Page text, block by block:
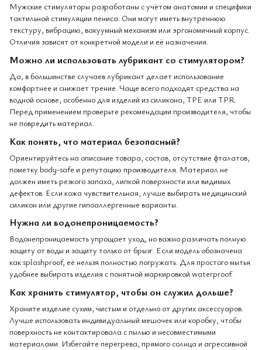
Мужские стимуляторы разработаны с учётом анатомии и специфики
тактильной стимуляции пениса. Они могут иметь внутреннюю
текстуру, вибрацию, вакуумный механизм или эргономичный корпус.
Отличия зависят от конкретной модели и её назначения.
Можно ли использовать лубрикант со стимулятором?
Да, в большинстве случаев лубрикант делает использование
комфортнее и снижает трение. Чаще всего подходят средства на
водной основе, особенно для изделий из силикона, TPE или TPR.
Перед применением проверьте рекомендации производителя, чтобы
не повредить материал.
Как понять, что материал безопасный?
Ориентируйтесь на описание товара, состав, отсутствие фталатов,
пометку body-safe и репутацию производителя. Материал не
должен иметь резкого запаха, липкой поверхности или видимых
дефектов. Если кожа чувствительная, лучше выбирать медицинский
силикон или другие гипоаллергенные варианты.
Нужна ли водонепроницаемость?
Водонепроницаемость упрощает уход, но важно различать полную
защиту от воды и защиту только от брызг. Если модель обозначена
как splashproof, её нельзя полностью погружать. Для простого мытья
удобнее выбирать изделия с понятной маркировкой waterproof.
Как хранить стимулятор, чтобы он служил дольше?
Храните изделие сухим, чистым и отдельно от других аксессуаров.
Лучше использовать индивидуальный мешочек или коробку, чтобы
поверхность не контактировала с пылью и несовместимыми
материалами. Избегайте перегрева, прямого солнца и агрессивной